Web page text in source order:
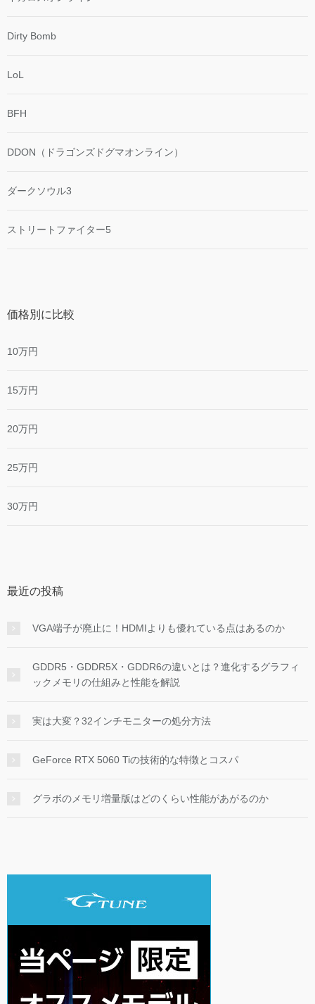
Dirty Bomb
LoL
BFH
DDON（ドラゴンズドグマオンライン）
ダークソウル3
ストリートファイター5
価格別に比較
10万円
15万円
20万円
25万円
30万円
最近の投稿
VGA端子が廃止に！HDMIよりも優れている点はあるのか
GDDR5・GDDR5X・GDDR6の違いとは？進化するグラフィ
ックメモリの仕組みと性能を解説
実は大変？32インチモニターの処分方法
GeForce RTX 5060 Tiの技術的な特徴とコスパ
グラボのメモリ増量版はどのくらい性能があがるのか